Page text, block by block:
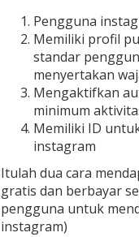
Pengguna
Memiliki profil
standar
menyertakan
Mengaktifkan
minimum
Memiliki ID
instagram
Itulah dua cara
gratis dan berbayar
pengguna untuk
instagram)